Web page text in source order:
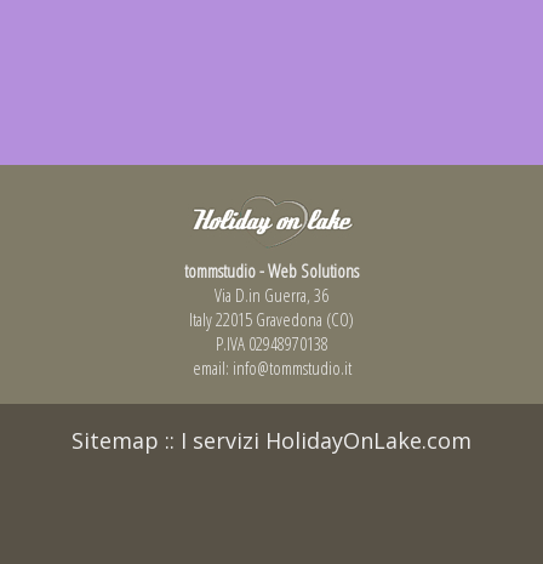
tommstudio - Web Solutions
Via D.in Guerra, 36
Italy 22015 Gravedona (CO)
P.IVA 02948970138
email: info@tommstudio.it
Sitemap :: I servizi HolidayOnLake.com